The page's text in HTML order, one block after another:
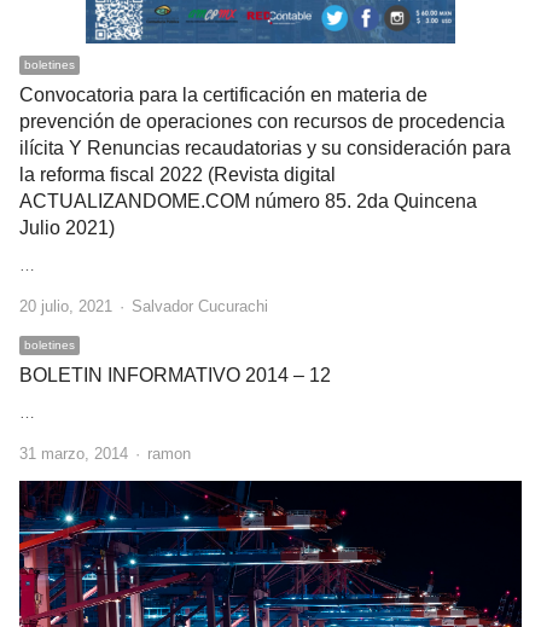
boletines
Convocatoria para la certificación en materia de
prevención de operaciones con recursos de procedencia
ilícita Y Renuncias recaudatorias y su consideración para
la reforma fiscal 2022 (Revista digital
ACTUALIZANDOME.COM número 85. 2da Quincena
Julio 2021)
20 julio, 2021 Author
Salvador Cucurachi
boletines
BOLETIN INFORMATIVO 2014 – 12
31 marzo, 2014 Author
ramon